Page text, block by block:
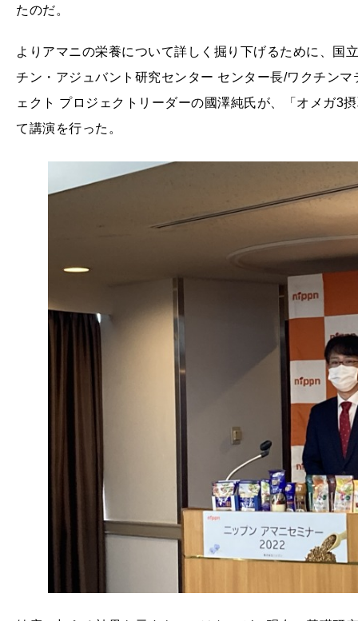
たのだ。
よりアマニの栄養について詳しく掘り下げるために、国
チン・アジュバント研究センター センター長/ワクチン
ェクト プロジェクトリーダーの國澤純氏が、「オメガ3
て講演を行った。